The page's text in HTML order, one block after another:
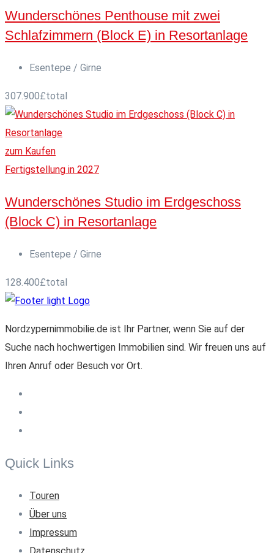
Wunderschönes Penthouse mit zwei
Schlafzimmern (Block E) in Resortanlage
Esentepe / Girne
307.900£total
zum Kaufen
Fertigstellung in 2027
Wunderschönes Studio im Erdgeschoss
(Block C) in Resortanlage
Esentepe / Girne
128.400£total
Nordzypernimmobilie.de ist Ihr Partner, wenn Sie auf der
Suche nach hochwertigen Immobilien sind. Wir freuen uns auf
Ihren Anruf oder Besuch vor Ort.
Quick Links
Touren
Über uns
Impressum